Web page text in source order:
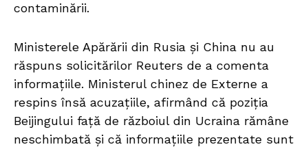
contaminării.
Ministerele Apărării din Rusia și China nu au
răspuns solicitărilor Reuters de a comenta
informațiile. Ministerul chinez de Externe a
respins însă acuzațiile, afirmând că poziția
Beijingului față de războiul din Ucraina rămâne
neschimbată și că informațiile prezentate sunt